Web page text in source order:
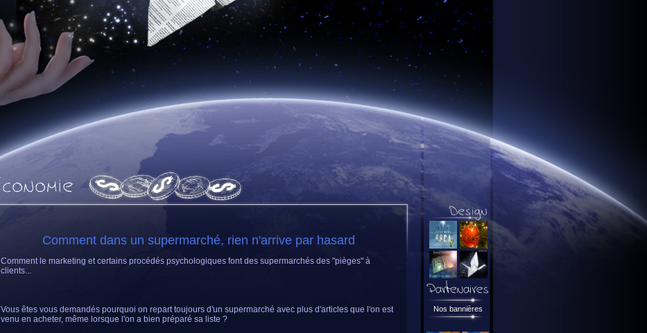
Comment dans un supermarché, rien n'arrive par hasard
Comment le marketing et certains procédés psychologiques font des supermarchés des "pièges" à
clients...
Vous êtes vous demandés pourquoi on repart toujours d'un supermarché avec plus d'articles que l'on est
venu en acheter, même lorsque l'on a bien préparé sa liste ?
Nos bannières